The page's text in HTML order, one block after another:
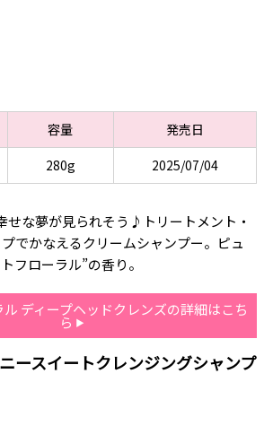
容量
発売日
280g 2025/07/04
せな夢が見られそう♪トリートメント・
でかなえるクリームシャンプー。ピュ
フローラル”の香り。
ディープヘッドクレンズの詳細はこち
ら
ースイートクレンジングシャンプ